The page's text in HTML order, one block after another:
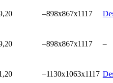
–898x867x1117
–898x867x1117 –
–1130x1063x1117